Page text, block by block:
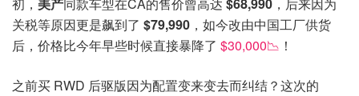
初， 美产同款车型在CA的售价曾高达 $68,990 ，后来因为
关税等原因更是飙到了 $79,990 ，如今改由中国工厂供货
后，价格比今年早些时候直接暴降了 $30,000📉 ！
之前买 RWD 后驱版因为配置变来变去而纠结？这次的